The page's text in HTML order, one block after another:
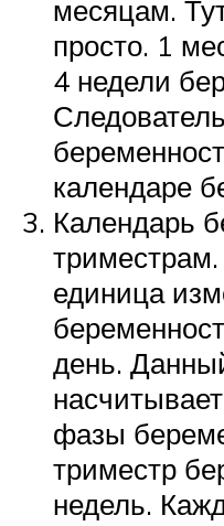
месяцам.
просто. 1
4 недели
календаре
Календарь
единица
день.
фазы
триместр
недель.